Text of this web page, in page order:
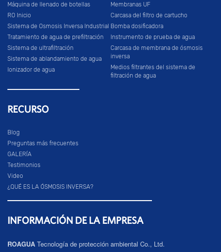
Máquina de llenado de botellas
RO Inicio
Sistema de Osmosis Inversa Industrial
Tratamiento de agua de prefiltración
Sistema de ultrafiltración
Sistema de ablandamiento de agua
Ionizador de agua
Membranas UF
Carcasa del filtro de cartucho
Bomba dosificadora
Instrumento de prueba de agua
Carcasa de membrana de ósmosis
inversa
Medios filtrantes del sistema de
filtración de agua
RECURSO
Blog
Preguntas más frecuentes
GALERÍA
Testimonios
Video
¿QUÉ ES LA ÓSMOSIS INVERSA?
INFORMACIÓN DE LA EMPRESA
ROAGUA Tecnología de protección ambiental Co., Ltd.